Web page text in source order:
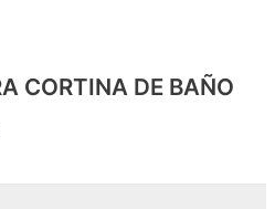
CORTINA DE BAÑO